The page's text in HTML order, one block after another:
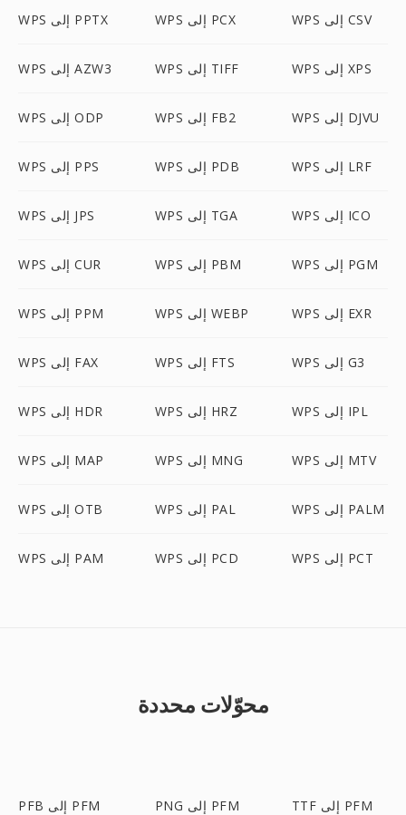
WPS إلى PPTX WPS إلى PCX WPS إلى CSV
WPS إلى AZW3 WPS إلى TIFF WPS إلى XPS
WPS إلى ODP WPS إلى FB2 WPS إلى DJVU
WPS إلى PPS WPS إلى PDB WPS إلى LRF
WPS إلى JPS WPS إلى TGA WPS إلى ICO
WPS إلى CUR WPS إلى PBM WPS إلى PGM
WPS إلى PPM WPS إلى WEBP WPS إلى EXR
WPS إلى FAX WPS إلى FTS WPS إلى G3
WPS إلى HDR WPS إلى HRZ WPS إلى IPL
WPS إلى MAP WPS إلى MNG WPS إلى MTV
WPS إلى OTB WPS إلى PAL WPS إلى PALM
WPS إلى PAM WPS إلى PCD WPS إلى PCT
محوّلات محددة
PFB إلى PFM PNG إلى PFM TTF إلى PFM